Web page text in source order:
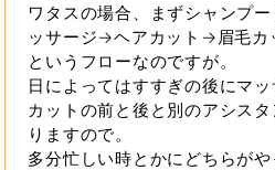
ワタスの場合、まずシャンプ
ッサージ→ヘアカット→眉毛カ
というフローなのですが。
日によってはすすぎの後にマッ
カットの前と後と別のアシス
りますので。
多分忙しい時とかにどちらが